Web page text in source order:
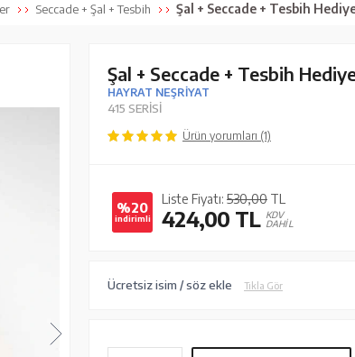
Seccade + Şal + Tesbih Şal + Seccade + Tesbih Hediye
Şal + Seccade + Tesbih
HAYRAT NEŞRİYAT
415 SERİSİ
Ürün yorumları (1)
%20
indirimli
Liste Fiyatı: 530,00 TL
424,00 TL KDV
DAHİL
Ücretsiz isim / söz ekle Tıkla Gör